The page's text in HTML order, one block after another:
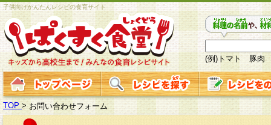
子供向けかんたんレシピの食育サイト
(例)トマト 豚肉
TOP > お問い合わせフォーム